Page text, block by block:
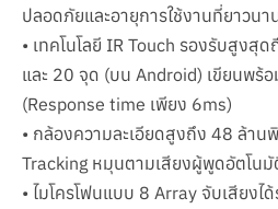
ปลอดภัยและอายุการใช้งานที่ยาวน
• เทคโนโลยี IR Touch รองรับสูงสุ
และ 20 จุด (บน Android) เขียนพร้
(Response time เพียง 6ms)
• กล้องความละเอียดสูงถึง 48 ล้าน
Tracking หมุนตามเสียงผู้พูดอัตโนมั
• ไมโครโฟนแบบ 8 Array จับเสียง